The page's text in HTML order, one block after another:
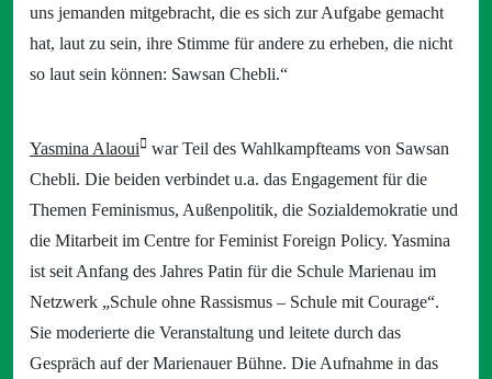
uns jemanden mitgebracht, die es sich zur Aufgabe gemacht
hat, laut zu sein, ihre Stimme für andere zu erheben, die nicht
so laut sein können: Sawsan Chebli.“
Yasmina Alaoui
war Teil des Wahlkampfteams von Sawsan
Chebli. Die beiden verbindet u.a. das Engagement für die
Themen Feminismus, Außenpolitik, die Sozialdemokratie und
die Mitarbeit im Centre for Feminist Foreign Policy. Yasmina
ist seit Anfang des Jahres Patin für die Schule Marienau im
Netzwerk „Schule ohne Rassismus – Schule mit Courage“.
Sie moderierte die Veranstaltung und leitete durch das
Gespräch auf der Marienauer Bühne. Die Aufnahme in das